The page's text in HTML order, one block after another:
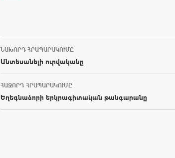
Post navigation
ՆԱԽՈՐԴ ՀՐԱՊԱՐԱԿՈՒՄԸ
Անտեսանելի ուրվականը
ՀԱՋՈՐԴ ՀՐԱՊԱՐԱԿՈՒՄԸ
Եղեգնաձորի երկրագիտական թանգարանը